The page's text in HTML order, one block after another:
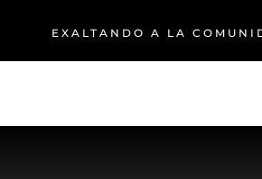
EXALTANDO A LA